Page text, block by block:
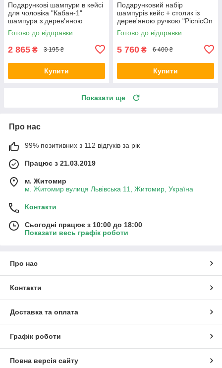
Подарункові шампури в кейсі
для чоловіка "Кабан-1"
шампура з дерев'яною
ручкою в коробці шампури з
гравіюванням
Готово до відправки
2 865 ₴ 3 195 ₴
Купити
Подарунковий набір
шампурів кейс + столик із
дерев'яною ручкою "PicnicOn
гравіювання під замовлення
на шампурах і кейсі
Готово до відправки
5 760 ₴ 6 400 ₴
Купити
Показати ще
Про нас
99% позитивних з 112 відгуків за рік
Працює з 21.03.2019
м. Житомир
м. Житомир вулиця Львівська 11, Житомир, Україна
Контакти
Сьогодні працює з 10:00 до 18:00
Показати весь графік роботи
Про нас
Контакти
Доставка та оплата
Графік роботи
Повна версія сайту